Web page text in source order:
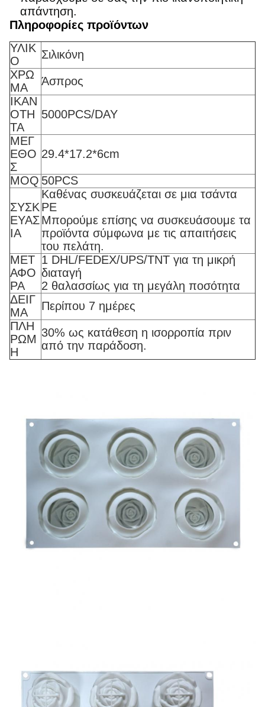
απάντηση.
Πληροφορίες προϊόντων
ΥΛΙΚ
Ο
Σιλικόνη
ΧΡΩ
ΜΑ
Άσπρος
ΙΚΑΝ
ΟΤΗ
ΤΑ
5000PCS/DAY
ΜΕΓ
ΕΘΟ
Σ
29.4*17.2*6cm
MOQ 50PCS
ΣΥΣΚ
ΕΥΑΣ
ΙΑ
Καθένας συσκευάζεται σε μια τσάντα
PE
Μπορούμε επίσης να συσκευάσουμε τα
προϊόντα σύμφωνα με τις απαιτήσεις
του πελάτη.
ΜΕΤ
ΑΦΟ
ΡΑ
1 DHL/FEDEX/UPS/TNT για τη μικρή
διαταγή
2 θαλασσίως για τη μεγάλη ποσότητα
ΔΕΙΓ
ΜΑ
Περίπου 7 ημέρες
ΠΛΗ
ΡΩΜ
Η
30% ως κατάθεση η ισορροπία πριν
από την παράδοση.